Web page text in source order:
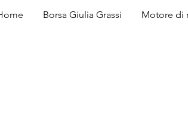
Borsa Giulia Grassi Motore di